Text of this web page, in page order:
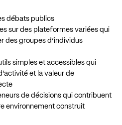
débats publics
sur des plateformes variées qui
des groupes d’individus
simples et accessibles qui
et la valeur de
de décisions qui contribuent
environnement construit